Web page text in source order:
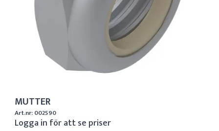
MUTTER
Art.nr: 002590
Logga in för att se priser